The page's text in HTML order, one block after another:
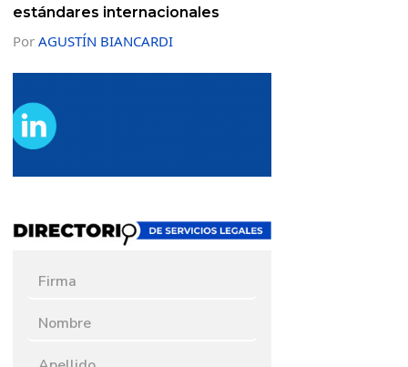
estándares internacionales
Por AGUSTÍN BIANCARDI